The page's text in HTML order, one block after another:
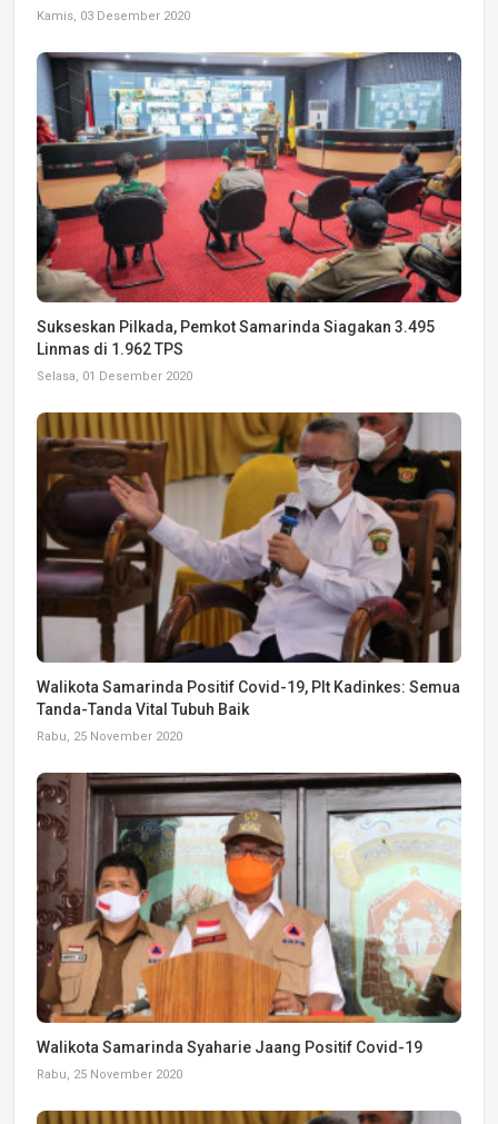
Kamis, 03 Desember 2020
Sukseskan Pilkada, Pemkot Samarinda Siagakan 3.495
Linmas di 1.962 TPS
Selasa, 01 Desember 2020
Walikota Samarinda Positif Covid-19, Plt Kadinkes: Semua
Tanda-Tanda Vital Tubuh Baik
Rabu, 25 November 2020
Walikota Samarinda Syaharie Jaang Positif Covid-19
Rabu, 25 November 2020